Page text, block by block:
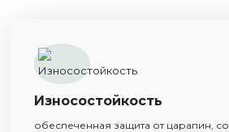
Износостойкость
обеспеченная защита от царапин,